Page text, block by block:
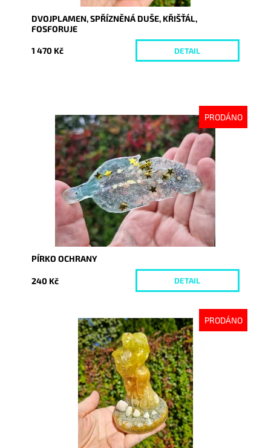
DVOJPLAMEN, SPŘÍZNĚNÁ DUŠE, KŘIŠŤÁL,
FOSFORUJE
1 470 Kč DETAIL
PRODÁNO
Dostupnost:
Vyprodáno
10384
PÍRKO OCHRANY
240 Kč DETAIL
PRODÁNO
Vyprodáno
10367